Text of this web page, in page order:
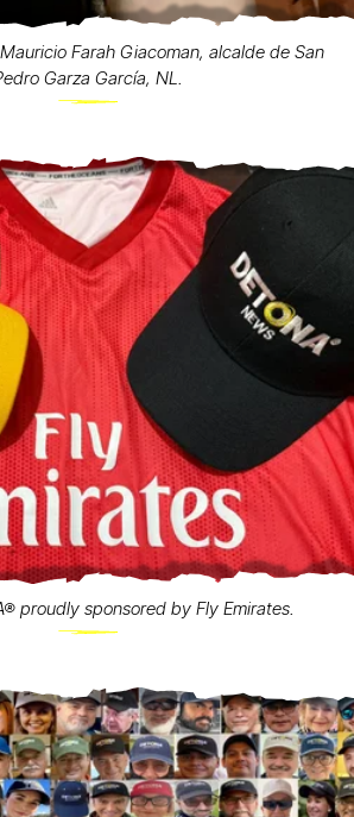
Farah Giacoman, alcalde de San
Garza García, NL.
proudly sponsored by Fly Emirates.